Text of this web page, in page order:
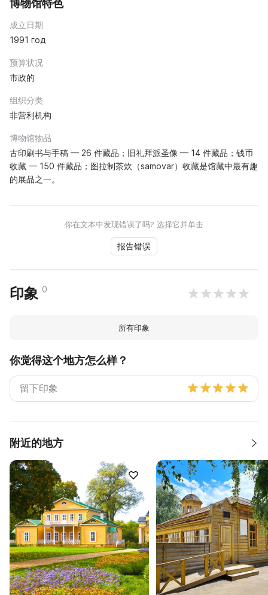
博物馆特色
成立日期
1991 год
预算状况
市政的
组织分类
非营利机构
博物馆物品
古印刷书与手稿 — 26 件藏品；旧礼拜派圣像 — 14 件藏品；钱币
收藏 — 150 件藏品；图拉制茶炊（samovar）收藏是馆藏中最有趣
的展品之一。
你在文本中发现错误了吗? 选择它并单击
报告错误
印象 0
所有印象
你觉得这个地方怎么样？
附近的地方